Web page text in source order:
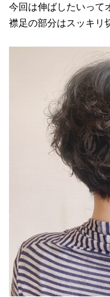
今回は伸ばしたいって
襟足の部分はスッキリ